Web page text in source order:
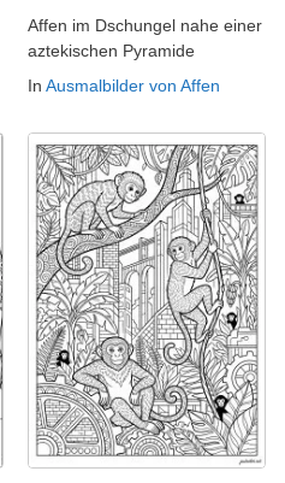
Affen im Dschungel nahe einer
aztekischen Pyramide
In Ausmalbilder von Affen